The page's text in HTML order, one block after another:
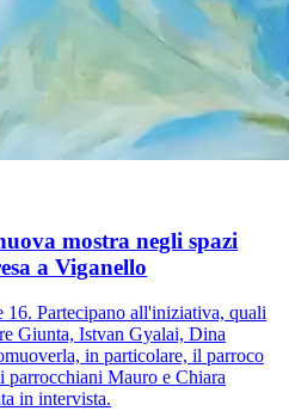
mostra negli spazi
a Viganello
16. Partecipano all'iniziativa, quali
Giunta, Istvan Gyalai, Dina
in particolare, il parroco
parrocchiani Mauro e Chiara
in intervista.